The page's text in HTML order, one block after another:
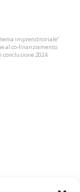
imprenditoriale”
al co-finanziamento
conclusione 2024